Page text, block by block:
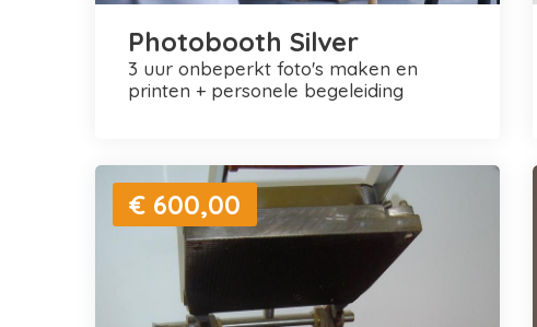
Photobooth Silver
3 uur onbeperkt foto's maken en
printen + personele begeleiding
€ 600,00